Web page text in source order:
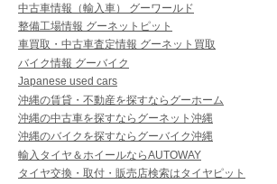
中古車情報（輸入車） グーワールド
整備工場情報 グーネットピット
車買取・中古車査定情報 グーネット買取
バイク情報 グーバイク
Japanese used cars
沖縄の賃貸・不動産を探すならグーホーム
沖縄の中古車を探すならグーネット沖縄
沖縄のバイクを探すならグーバイク沖縄
輸入タイヤ＆ホイールならAUTOWAY
タイヤ交換・取付・販売店検索はタイヤピット